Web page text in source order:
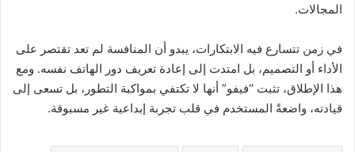
المجالات.
في زمن تتسارع فيه الابتكارات، يبدو أن المنافسة لم تعد تقتصر على
الأداء أو التصميم، بل امتدت إلى إعادة تعريف دور الهاتف نفسه. ومع
هذا الإطلاق، تثبت “فيفو” أنها لا تكتفي بمواكبة التطور، بل تسعى إلى
قيادته، واضعةً المستخدم في قلب تجربة إبداعية غير مسبوقة.